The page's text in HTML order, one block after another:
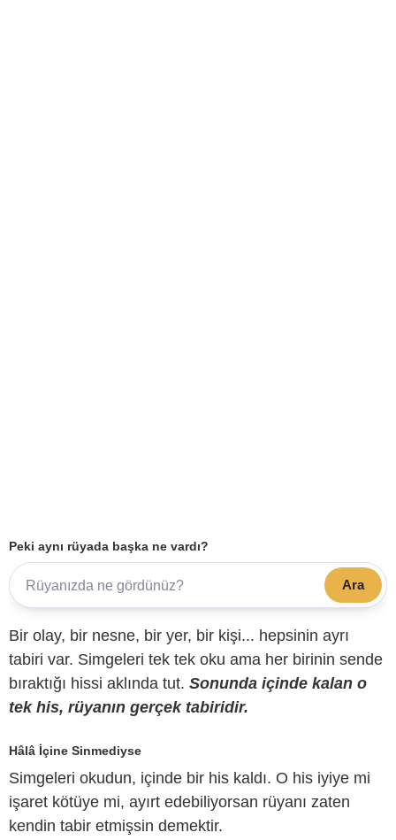
Peki aynı rüyada başka ne vardı?
Ara
Bir olay, bir nesne, bir yer, bir kişi... hepsinin ayrı
tabiri var. Simgeleri tek tek oku ama her birinin sende
bıraktığı hissi aklında tut. Sonunda içinde kalan o
tek his, rüyanın gerçek tabiridir.
Hâlâ İçine Sinmediyse
Simgeleri okudun, içinde bir his kaldı. O his iyiye mi
işaret kötüye mi, ayırt edebiliyorsan rüyanı zaten
kendin tabir etmişsin demektir.